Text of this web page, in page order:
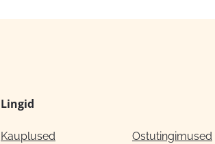
Lingid
Kauplused Ostutingimused